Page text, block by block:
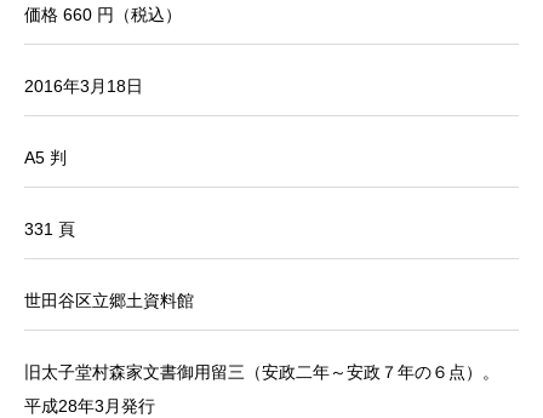
価格 660 円（税込）
2016年3月18日
A5 判
331 頁
世田谷区立郷土資料館
旧太子堂村森家文書御用留三（安政二年～安政７年の６点）。
平成28年3月発行